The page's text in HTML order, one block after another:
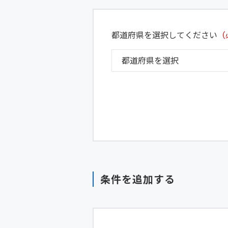
都道府県を選択してください
条件を追加する